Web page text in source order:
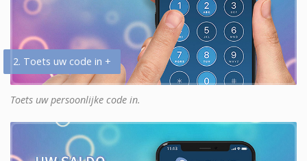
2. Toets uw code in +
Toets uw persoonlijke code in.